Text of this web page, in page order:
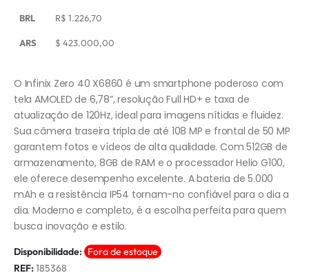
BRL R$ 1.226,70
ARS $ 423.000,00
O Infinix Zero 40 X6860 é um smartphone poderoso com
tela AMOLED de 6,78”, resolução Full HD+ e taxa de
atualização de 120Hz, ideal para imagens nítidas e fluidez.
Sua câmera traseira tripla de até 108 MP e frontal de 50 MP
garantem fotos e vídeos de alta qualidade. Com 512GB de
armazenamento, 8GB de RAM e o processador Helio G100,
ele oferece desempenho excelente. A bateria de 5.000
mAh e a resistência IP54 tornam-no confiável para o dia a
dia. Moderno e completo, é a escolha perfeita para quem
busca inovação e estilo.
Disponibilidade: Fora de estoque
REF: 185368